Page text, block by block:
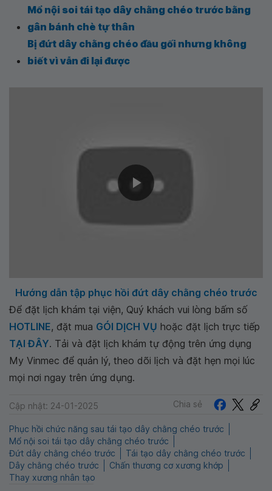
Mổ nội soi tái tạo dây chằng chéo trước bằng
gân bánh chè tự thân
Bị đứt dây chằng chéo đầu gối nhưng không
biết vì vẫn đi lại được
Hướng dẫn tập phục hồi đứt dây chằng chéo trước
Để đặt lịch khám tại viện, Quý khách vui lòng bấm số
HOTLINE, đặt mua GÓI DỊCH VỤ hoặc đặt lịch trực tiếp
TẠI ĐÂY. Tải và đặt lịch khám tự động trên ứng dụng
My Vinmec để quản lý, theo dõi lịch và đặt hẹn mọi lúc
mọi nơi ngay trên ứng dụng.
Cập nhật: 24-01-2025 Chia sẻ
Phục hồi chức năng sau tái tạo dây chằng chéo trước
Mổ nội soi tái tạo dây chằng chéo trước
Đứt dây chằng chéo trước
Tái tạo dây chằng chéo trước
Dây chằng chéo trước
Chấn thương cơ xương khớp
Thay xương nhân tạo